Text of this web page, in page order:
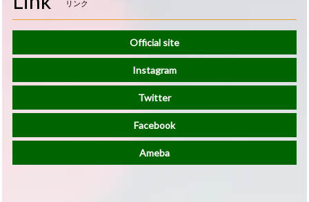
リンク
Official site
Instagram
Twitter
Facebook
Ameba